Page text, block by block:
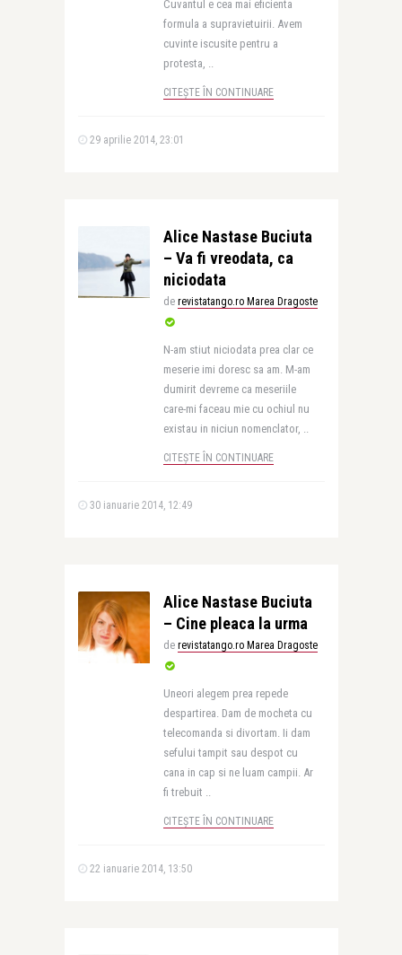
Cuvantul e cea mai eficienta
formula a supravietuirii. Avem
cuvinte iscusite pentru a
protesta, ..
CITEȘTE ÎN CONTINUARE
29 aprilie 2014, 23:01
Alice Nastase Buciuta
– Va fi vreodata, ca
niciodata
de revistatango.ro Marea Dragoste
N-am stiut niciodata prea clar ce
meserie imi doresc sa am. M-am
dumirit devreme ca meseriile
care-mi faceau mie cu ochiul nu
existau in niciun nomenclator, ..
CITEȘTE ÎN CONTINUARE
30 ianuarie 2014, 12:49
Alice Nastase Buciuta
– Cine pleaca la urma
de revistatango.ro Marea Dragoste
Uneori alegem prea repede
despartirea. Dam de mocheta cu
telecomanda si divortam. Ii dam
sefului tampit sau despot cu
cana in cap si ne luam campii. Ar
fi trebuit ..
CITEȘTE ÎN CONTINUARE
22 ianuarie 2014, 13:50